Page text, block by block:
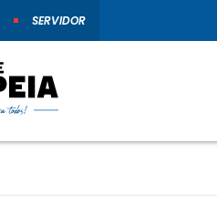
SERVIDOR